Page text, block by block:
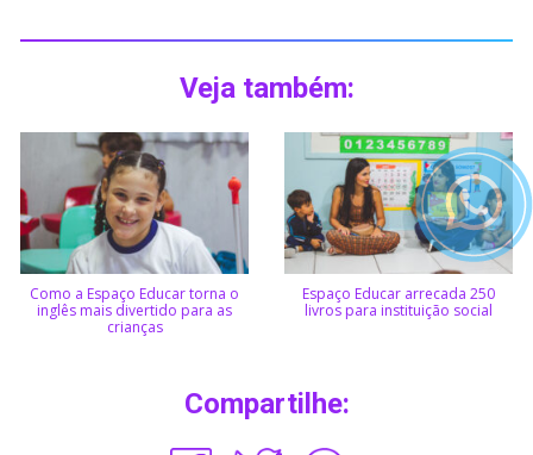
Veja também:
Como a Espaço Educar torna o
inglês mais divertido para as
crianças
Espaço Educar arrecada 250
livros para instituição social
Compartilhe: